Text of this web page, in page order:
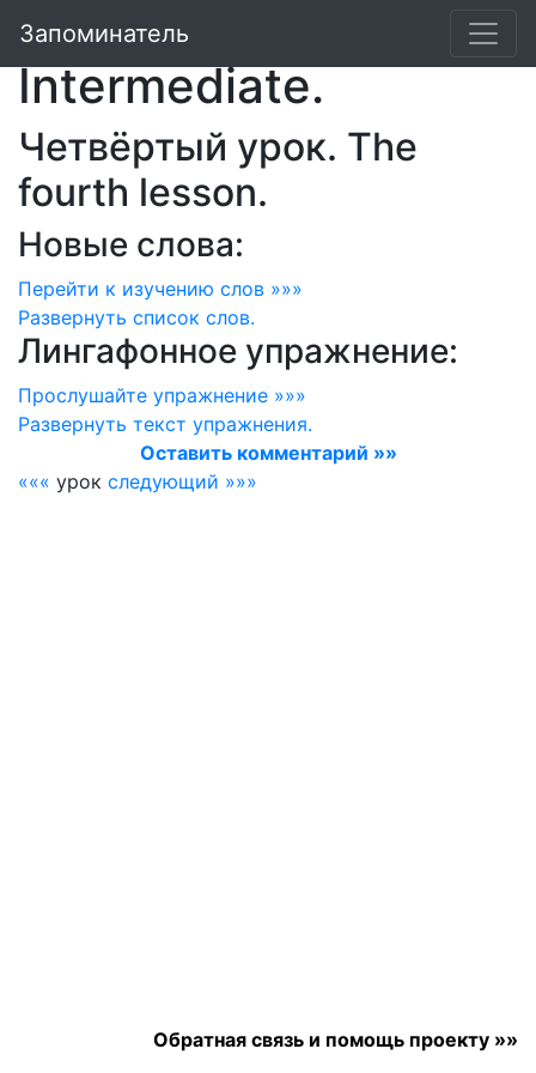
Запоминатель
Лингафонный курс:
Intermediate.
Четвёртый урок. The
fourth lesson.
Новые слова:
Перейти к изучению слов »»»
Развернуть список слов.
Лингафонное упражнение:
Прослушайте упражнение »»»
Развернуть текст упражнения.
Оставить комментарий »»
««« урок следующий »»»
Обратная связь и помощь проекту »»